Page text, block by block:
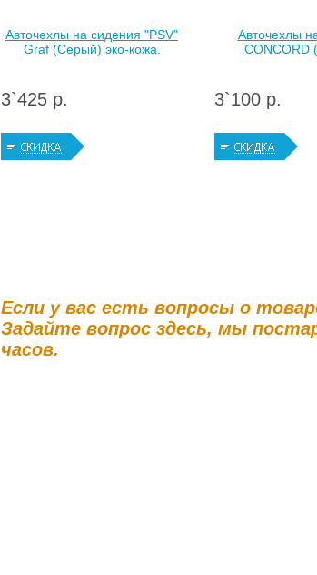
Авточехлы на сидения "PSV"
Graf (Серый) эко-кожа.
3`425 р.
Авточехлы
CONCORD
3`100 р.
Если у вас есть вопросы о
Задайте вопрос здесь, мы
часов.